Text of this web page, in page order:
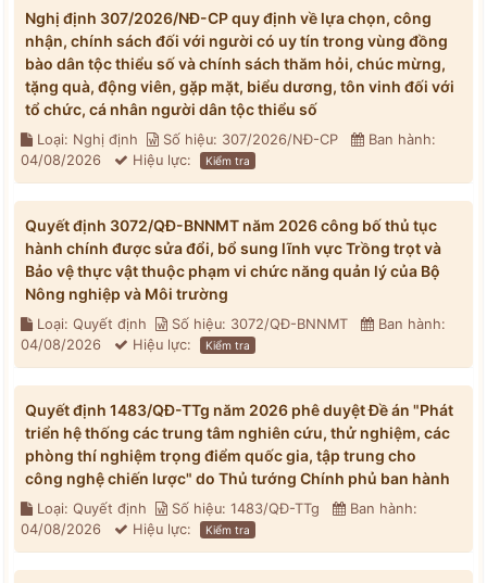
Nghị định 307/2026/NĐ-CP quy định về lựa chọn, công
nhận, chính sách đối với người có uy tín trong vùng đồng
bào dân tộc thiểu số và chính sách thăm hỏi, chúc mừng,
tặng quà, động viên, gặp mặt, biểu dương, tôn vinh đối với
tổ chức, cá nhân người dân tộc thiểu số
Loại: Nghị định Số hiệu: 307/2026/NĐ-CP
Ban hành:
04/08/2026
Hiệu lực: Kiểm tra
Quyết định 3072/QĐ-BNNMT năm 2026 công bố thủ tục
hành chính được sửa đổi, bổ sung lĩnh vực Trồng trọt và
Bảo vệ thực vật thuộc phạm vi chức năng quản lý của Bộ
Nông nghiệp và Môi trường
Loại: Quyết định Số hiệu: 3072/QĐ-BNNMT
Ban hành:
04/08/2026
Hiệu lực: Kiểm tra
Quyết định 1483/QĐ-TTg năm 2026 phê duyệt Đề án "Phát
triển hệ thống các trung tâm nghiên cứu, thử nghiệm, các
phòng thí nghiệm trọng điểm quốc gia, tập trung cho
công nghệ chiến lược" do Thủ tướng Chính phủ ban hành
Loại: Quyết định Số hiệu: 1483/QĐ-TTg
Ban hành:
04/08/2026
Hiệu lực: Kiểm tra